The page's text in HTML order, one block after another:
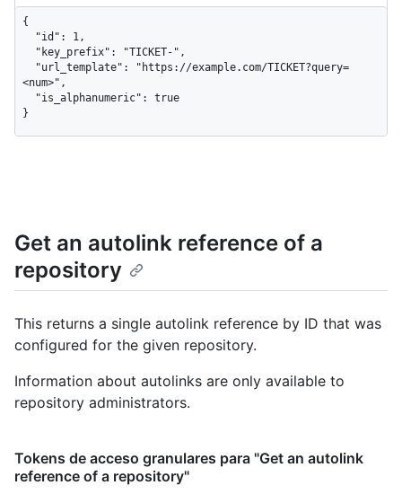
{
<num>",
}
Get an autolink reference of a
repository
This returns a single autolink reference by ID that was
configured for the given repository.
Information about autolinks are only available to
repository administrators.
Tokens de acceso granulares para "Get an autolink
reference of a repository"